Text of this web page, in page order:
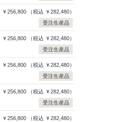
￥256,800 （税込 ￥282,480）
受注生産品
￥256,800 （税込 ￥282,480）
受注生産品
￥256,800 （税込 ￥282,480）
受注生産品
￥256,800 （税込 ￥282,480）
受注生産品
￥256,800 （税込 ￥282,480）